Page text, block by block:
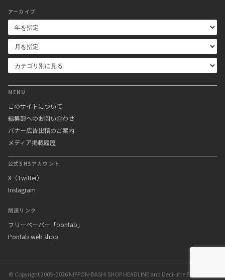
アーカイブ
MENU
このサイトについて
編集部へのお問い合わせ
バナー広告出稿のご案内
メディア掲載履歴
公式SNSアカウント
X（Twitter）
Instagram
関連リンク
フリーペーパー「pontab」
Pontab web shop
© Copyright 2005–2026 NIPPON-BASHI SHOP HEADLINE and Deci-litre Factory Inc.